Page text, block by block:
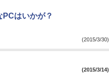
はいかが？
(2015/3/30)
(2015/3/14)